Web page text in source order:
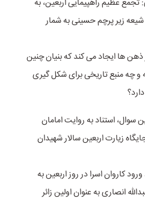
عظیم راهپیمایی اربعین، به
شیعه زیر پرچم حسینی به شمار
ذهن ها ایجاد می کند که بنیان چنین
چه منبع تاریخی برای شکل گیری
سوال، استناد به روایت امامان
زیارت اربعین سالار شهیدان
کاروان اسرا در روز اربعین به
انصاری به عنوان اولین زائر